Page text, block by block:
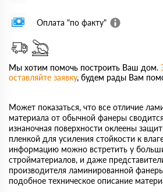
Оплата "по факту"
Мы хотим помочь построить Ваш дом.
оставляйте заявку, будем рады Вам
Может показаться, что все отличие
материала от обычной фанеры
изнаночная поверхности оклеены
пленкой для усиления стойкости к
информацию можно встретить у
стройматериалов, и даже
производителя ламинированной
подобное техническое описание